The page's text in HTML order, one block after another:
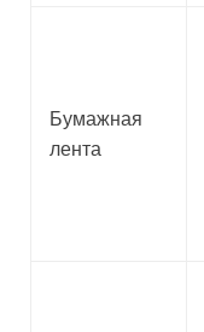
Бумажная
лента